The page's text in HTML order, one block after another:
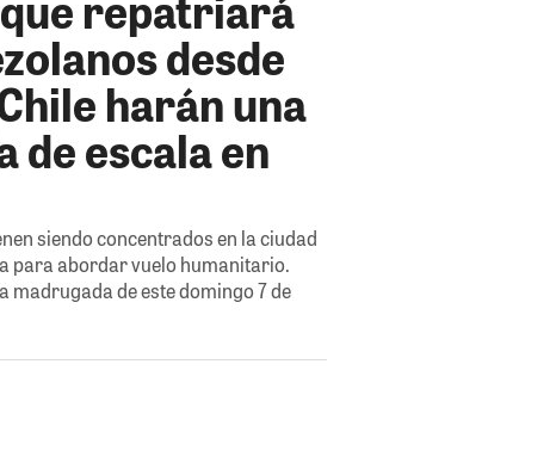
desde
harán una
de escala en
siendo concentrados en la ciudad
para abordar vuelo humanitario.
madrugada de este domingo 7 de